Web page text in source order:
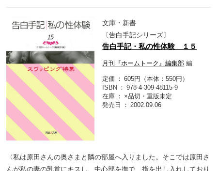
文庫・新書
〔告白手記シリーズ〕
告白手記・私の性体験 １５
月刊『ホームトーク』編集部 編
定価
605円（本体：550円）
ISBN
978-4-309-48115-9
在庫
×品切・重版未定
発売日
2002.09.06
〈私は原田さんの奥さまと隣の部屋へ入りました。そこでは原田さ
んが私の妻の乳首にキスし、中心部を撫で、指を出し入れしており